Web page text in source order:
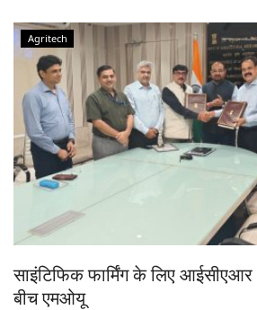
Awards 2022
Agri Start-Ups
Language
English Hindi
Agritech
साइंटिफिक फार्मिंग के लिए
बीच एमओयू